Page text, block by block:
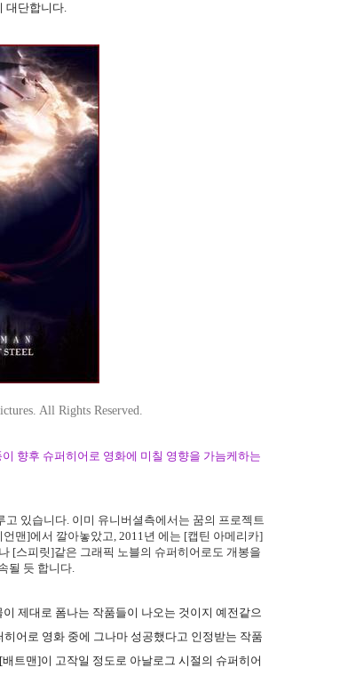
대단합니다.
All Rights Reserved.
향후 슈퍼히어로 영화에 미칠 영향을 가늠케하는
있습니다. 이미 유니버셜측에서는 꿈의 프로젝트
맨]에서 깔아놓았고, 2011년 에는 [캡틴 아메리카]
[스피릿]같은 그래픽 노블의 슈퍼히어로도 개봉을
될 듯 합니다.
제대로 폼나는 작품들이 나오는 것이지 예전같으
어로 영화 중에 그나마 성공했다고 인정받는 작품
트맨]이 고작일 정도로 아날로그 시절의 슈퍼히어